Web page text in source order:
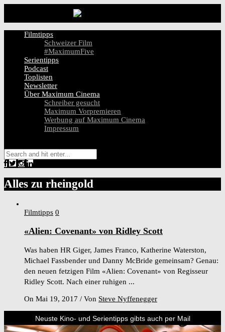
Filmtipps
Schweizer Film
#MaximumFive
Serientipps
Podcast
Toplisten
Newsletter
Über Maximum Cinema
Schreiber gesucht
Maximum Vorpremieren
Werbung auf Maximum Cinema
Impressum
Alles zu rheingold
Filmtipps 0
«Alien: Covenant» von Ridley Scott
Was haben HR Giger, James Franco, Katherine Waterston,
Michael Fassbender und Danny McBride gemeinsam? Genau:
den neuen fetzigen Film «Alien: Covenant» von Regisseur
Ridley Scott. Nach einer ruhigen ...
On Mai 19, 2017 / Von Steve Nyffenegger